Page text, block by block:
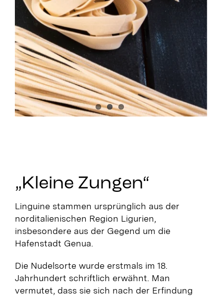
„Kleine Zungen“
Linguine stammen ursprünglich aus der
norditalienischen Region Ligurien,
insbesondere aus der Gegend um die
Hafenstadt Genua.
Die Nudelsorte wurde erstmals im 18.
Jahrhundert schriftlich erwähnt. Man
vermutet, dass sie sich nach der Erfindung